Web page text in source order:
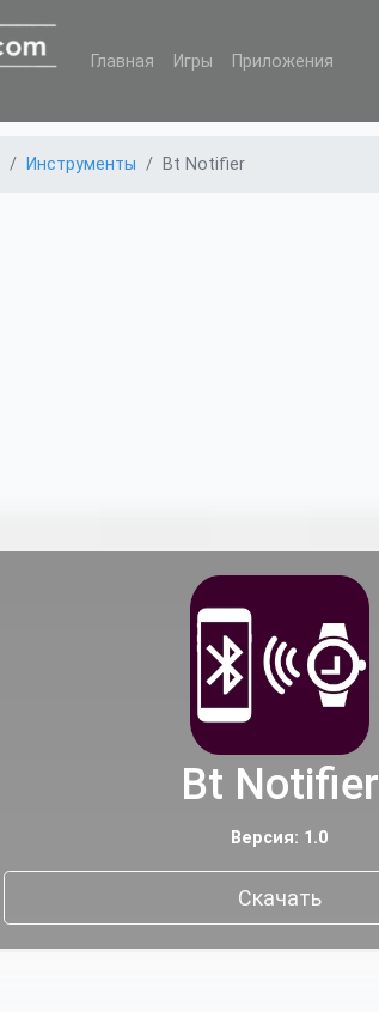
Главная Игры Приложения
Инструменты Bt Notifier
Bt Notifier
Версия: 1.0
Скачать